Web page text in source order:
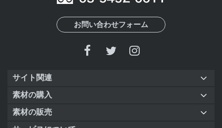
お問い合わせフォーム
サイト関連
素材の購入
素材の販売